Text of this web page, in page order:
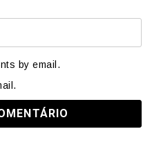
by email.